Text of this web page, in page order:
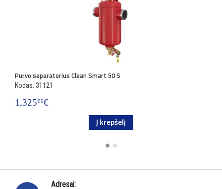
Purvo separatorius Clean Smart 50 S
Kodas: 31121
1,32500€
Į krepšelį
Adresai: